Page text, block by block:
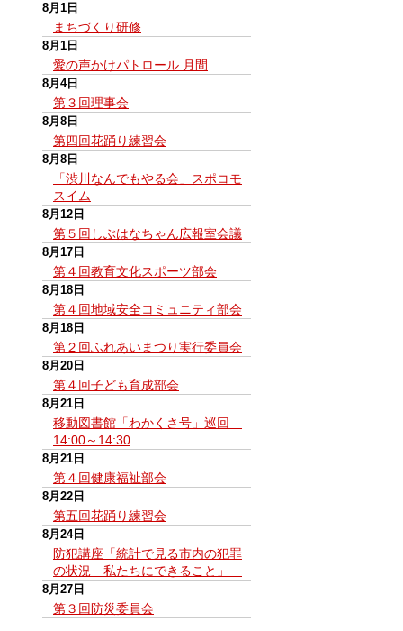
8月1日
まちづくり研修
8月1日
愛の声かけパトロール 月間
8月4日
第３回理事会
8月8日
第四回花踊り練習会
8月8日
「渋川なんでもやる会」スポコモ
スイム
8月12日
第５回しぶはなちゃん広報室会議
8月17日
第４回教育文化スポーツ部会
8月18日
第４回地域安全コミュニティ部会
8月18日
第２回ふれあいまつり実行委員会
8月20日
第４回子ども育成部会
8月21日
移動図書館「わかくさ号」巡回
14:00～14:30
8月21日
第４回健康福祉部会
8月22日
第五回花踊り練習会
8月24日
防犯講座「統計で見る市内の犯罪
の状況 私たちにできること」
8月27日
第３回防災委員会